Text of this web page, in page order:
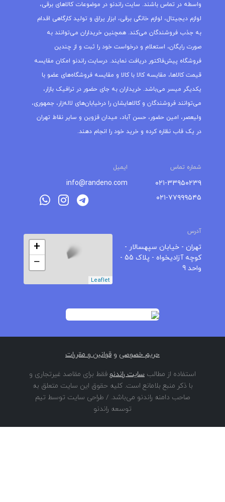
واسطه در تماس باشند. سایت راندنو در موضوعات کالاهای برقی،
لوازم دیجیتال، لوازم خانگی برقی، ابزار یراق و تولید کارگاهی اقدام
به جذب فروشندگان می‌کند. همچنین خریداران می‌توانند به
صورت رایگان، استعلام و درخواست خود را ثبت و از چندین
فروشگاه پیش‌فاکتور دریافت نمایند. درسایت راندنو امکان مقایسه
قیمت کالاها، مقایسه کالا با کالا و مقایسه فروشگاه‌های عضو با
یکدیگر میسر می‌باشد. خریداران به جای حضور در ترافیک بازار،
می‌توانند فروشندگان و کالاهایشان را درخیابان‌های لاله‌زار، جمهوری،
ولیعصر، امین حضور، حسن آباد، میدان قزوین و سایر نقاط تهران
در یک قاب نظاره کرده و خرید خود را انجام دهند.
شماره تماس ایمیل
۰۲۱-۳۳۹۵۰۲۳۹
۰۲۱-۷۷۹۹۹۵۴۵
info@randeno.com
آدرس
تهران - خیابان سپهسالار -
کوچه آزادیخواه - پلاک 55 -
واحد 9
+
−
Leaflet
حریم خصوصی و قوانین و مقررات
استفاده از مطالب سایت راندنو فقط برای مقاصد غیرتجاری و
با ذکر منبع بلامانع است. کلیه حقوق این سایت متعلق به
صاحب دامنه راندنو می‌باشد. / طراحی سایت توسط تیم
توسعه راندنو